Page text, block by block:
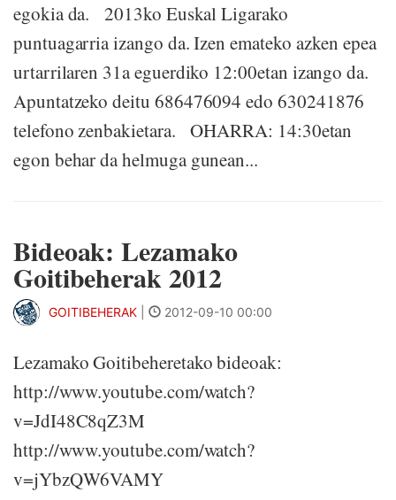
egokia da. 2013ko Euskal Ligarako
puntuagarria izango da. Izen emateko azken epea
urtarrilaren 31a eguerdiko 12:00etan izango da.
Apuntatzeko deitu 686476094 edo 630241876
telefono zenbakietara. OHARRA: 14:30etan
egon behar da helmuga gunean...
Bideoak: Lezamako
Goitibeherak 2012
GOITIBEHERAK 2012-09-10 00:00
Lezamako Goitibeheretako bideoak:
http://www.youtube.com/watch?
v=JdI48C8qZ3M
http://www.youtube.com/watch?
v=jYbzQW6VAMY